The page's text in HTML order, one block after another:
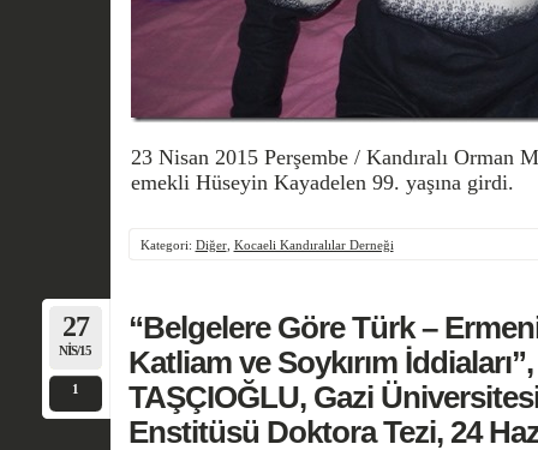
23 Nisan 2015 Perşembe / Kandıralı Orman
emekli Hüseyin Kayadelen 99. yaşına girdi.
Kategori: Diğer, Kocaeli Kandıralılar Derneği
27
NIS/15
1
“Belgelere Göre Türk –
Katliam ve Soykırım
TAŞÇIOĞLU, Gazi
Enstitüsü Doktora Tezi, 24